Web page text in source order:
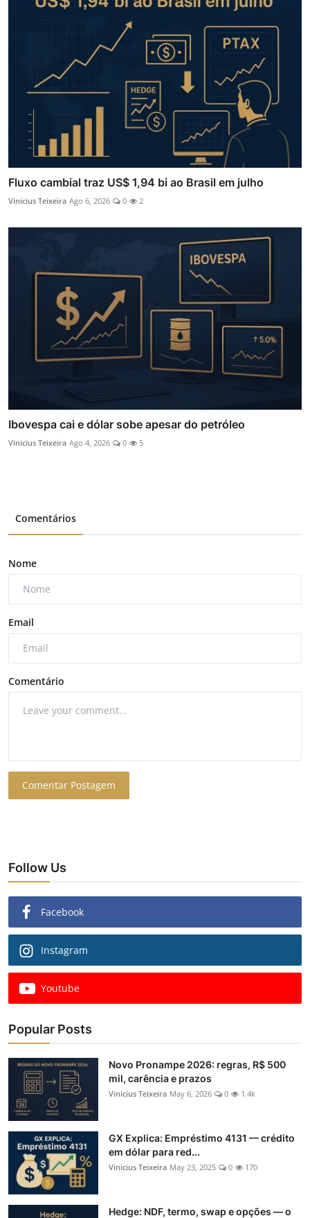
Fluxo cambial traz US$ 1,94 bi ao Brasil em julho
Vinicius Teixeira Ago 6, 2026 0 2
Ibovespa cai e dólar sobe apesar do petróleo
Vinicius Teixeira Ago 4, 2026 0 5
Comentários
Nome
Email
Comentário
Comentar Postagem
Follow Us
Facebook
Instagram
Youtube
Popular Posts
Novo Pronampe 2026: regras, R$ 500
mil, carência e prazos
Vinicius Teixeira May 6, 2026 0 1.4k
GX Explica: Empréstimo 4131 — crédito
em dólar para red...
Vinicius Teixeira May 23, 2025 0 170
Hedge: NDF, termo, swap e opções — o